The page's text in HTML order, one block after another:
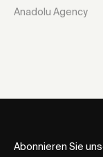
Anadolu Agency
Abonnieren Sie